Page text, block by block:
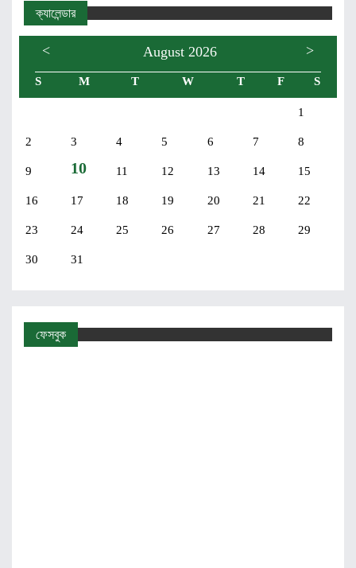
ক্যালেন্ডার
< August 2026 >
S M T W T F S
1
2 3 4 5 6 7 8
9 10 11 12 13 14 15
16 17 18 19 20 21 22
23 24 25 26 27 28 29
30 31
ফেসবুক